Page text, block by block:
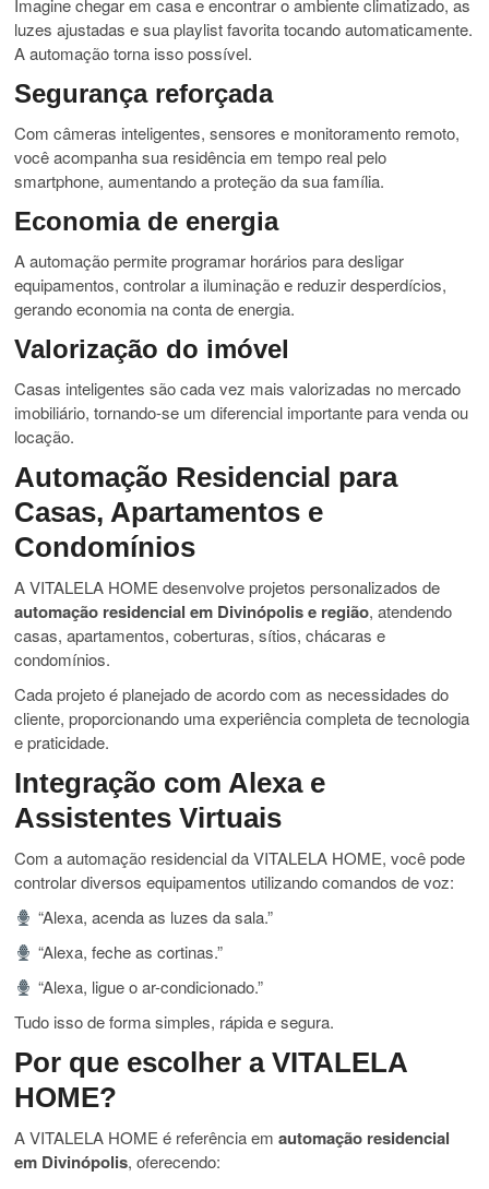
Imagine chegar em casa e encontrar o ambiente climatizado, as
luzes ajustadas e sua playlist favorita tocando automaticamente.
A automação torna isso possível.
Segurança reforçada
Com câmeras inteligentes, sensores e monitoramento remoto,
você acompanha sua residência em tempo real pelo
smartphone, aumentando a proteção da sua família.
Economia de energia
A automação permite programar horários para desligar
equipamentos, controlar a iluminação e reduzir desperdícios,
gerando economia na conta de energia.
Valorização do imóvel
Casas inteligentes são cada vez mais valorizadas no mercado
imobiliário, tornando-se um diferencial importante para venda ou
locação.
Automação Residencial para
Casas, Apartamentos e
Condomínios
A VITALELA HOME desenvolve projetos personalizados de
automação residencial em Divinópolis e região, atendendo
casas, apartamentos, coberturas, sítios, chácaras e
condomínios.
Cada projeto é planejado de acordo com as necessidades do
cliente, proporcionando uma experiência completa de tecnologia
e praticidade.
Integração com Alexa e
Assistentes Virtuais
Com a automação residencial da VITALELA HOME, você pode
controlar diversos equipamentos utilizando comandos de voz:
“Alexa, acenda as luzes da sala.”
“Alexa, feche as cortinas.”
“Alexa, ligue o ar-condicionado.”
Tudo isso de forma simples, rápida e segura.
Por que escolher a VITALELA
HOME?
A VITALELA HOME é referência emautomação residencial
em Divinópolis, oferecendo: